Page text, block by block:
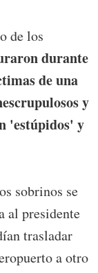
de los
durante
de una
y
'estúpidos' y
sobrinos se
al presidente
trasladar
a otro